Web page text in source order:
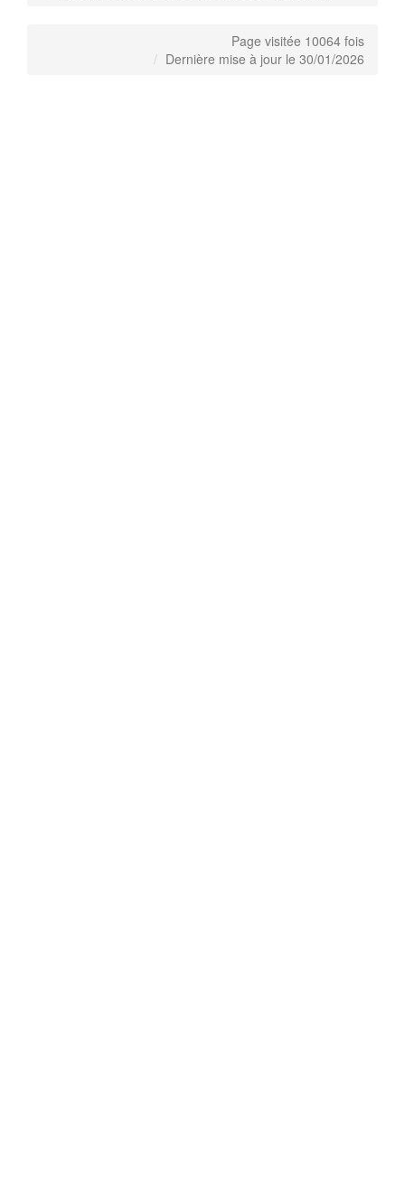
Page visitée 10064 fois
Dernière mise à jour le 30/01/2026